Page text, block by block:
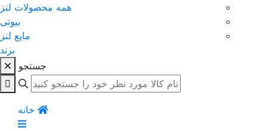
همه محصولات لنز
بیوتی
مایع لنز
برند
جستجو
خانه